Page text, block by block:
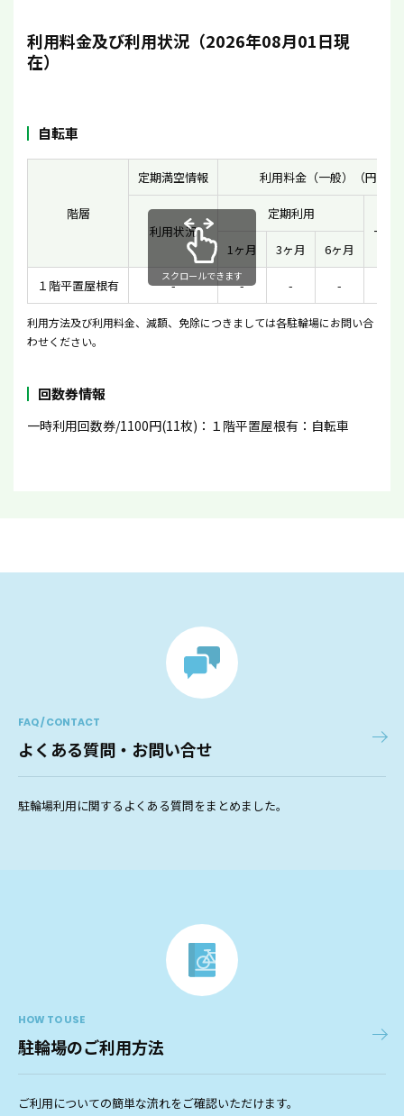
利用料金及び利用状況（2026年08月01日現
在）
自転車
階層
定期満空情報 利用料金（一般）（円）
利用状況
定期利用
一時
1ヶ月
3ヶ月 6ヶ月
１階平置屋根有 - - - -
スクロールできます
利用方法及び利用料金、減額、免除につきましては各駐輪場にお問い合
わせください。
回数券情報
一時利用回数券/1100円(11枚)：１階平置屋根有：自転車
FAQ / CONTACT
よくある質問・お問い合せ
駐輪場利用に関するよくある質問をまとめました。
HOW TO USE
駐輪場のご利用方法
ご利用についての簡単な流れをご確認いただけます。